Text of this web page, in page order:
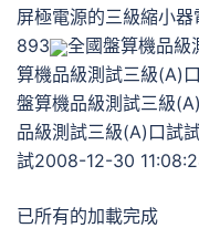
屏極電源的三級縮小
893
全國盤算機品級
算機品級測試三級(A)
盤算機品級測試三級
品級測試三級(A)口試
試2008-12-30
已所有的加載完成